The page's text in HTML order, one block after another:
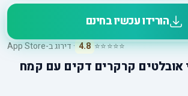
הורידו עכשיו בחינם
⭐⭐⭐⭐⭐
4.8 · דירוג ב-App Store
אובלטים קרקרים דקים עם קמח